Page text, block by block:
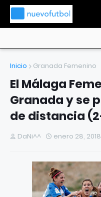
Inicio Granada Femenino
El Málaga
Granada y se
de distancia
DaNi^^ enero 28, 2018